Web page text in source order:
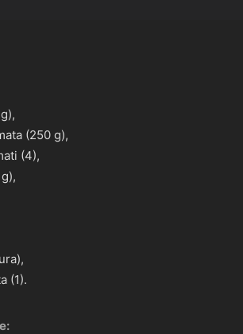
(250 g),
(4),
(1).